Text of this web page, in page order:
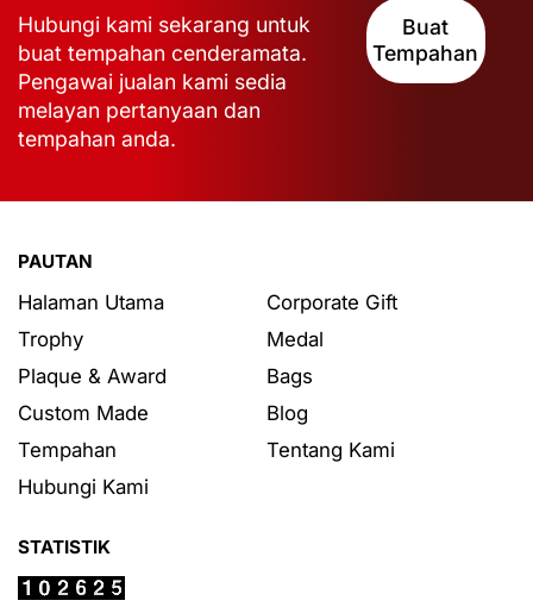
Hubungi kami sekarang untuk
buat tempahan cenderamata.
Pengawai jualan kami sedia
melayan pertanyaan dan
tempahan anda.
Buat
Tempahan
PAUTAN
Halaman Utama
Corporate Gift
Trophy
Medal
Plaque & Award
Bags
Custom Made
Blog
Tempahan
Tentang Kami
Hubungi Kami
STATISTIK